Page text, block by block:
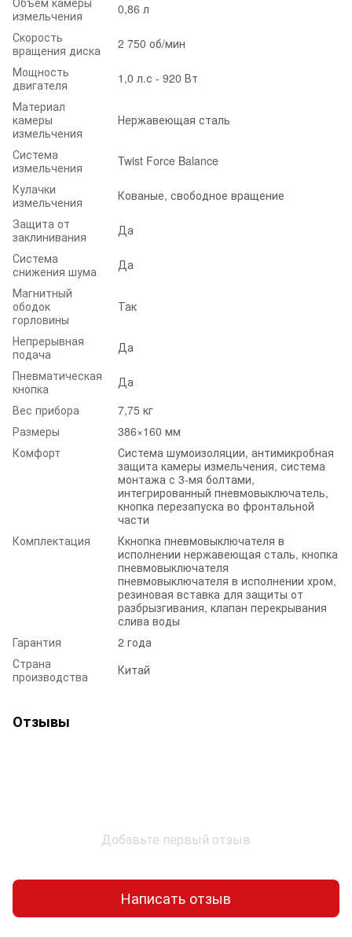
измельчения
0,86 л
Скорость
вращения диска
2 750 об/мин
Мощность
двигателя
1,0 л.с - 920 Вт
Материал
камеры
измельчения
Нержавеющая сталь
Система
измельчения
Twist Force Balance
Кулачки
измельчения
Кованые, свободное вращение
Защита от
заклинивания
Да
Система
снижения шума
Да
Магнитный
ободок
горловины
Так
Непрерывная
подача
Да
Пневматическая
кнопка
Да
Вес прибора
7,75 кг
Размеры
386×160 мм
Комфорт
Система шумоизоляции, антимикробная
защита камеры измельчения, система
монтажа с 3-мя болтами,
интегрированный пневмовыключатель,
кнопка перезапуска во фронтальной
части
Комплектация
Ккнопка пневмовыключателя в
исполнении нержавеющая сталь, кнопка
пневмовыключателя
пневмовыключателя в исполнении хром,
резиновая вставка для защиты от
разбрызгивания, клапан перекрывания
слива воды
Гарантия
2 года
Страна
производства
Китай
Отзывы
Добавьте первый отзыв
Написать отзыв